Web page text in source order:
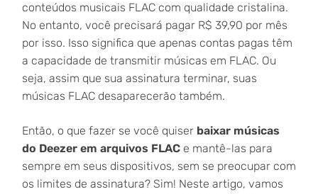
conteúdos musicais FLAC com qualidade cristalina.
No entanto, você precisará pagar R$ 39,90 por mês
por isso. Isso significa que apenas contas pagas têm
a capacidade de transmitir músicas em FLAC. Ou
seja, assim que sua assinatura terminar, suas
músicas FLAC desaparecerão também.
Então, o que fazer se você quiser baixar músicas
do Deezer em arquivos FLACe mantê-las para
sempre em seus dispositivos, sem se preocupar com
os limites de assinatura? Sim! Neste artigo, vamos